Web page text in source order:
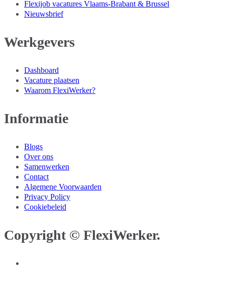
Flexijob vacatures Vlaams-Brabant & Brussel
Nieuwsbrief
Werkgevers
Dashboard
Vacature plaatsen
Waarom FlexiWerker?
Informatie
Blogs
Over ons
Samenwerken
Contact
Algemene Voorwaarden
Privacy Policy
Cookiebeleid
Copyright © FlexiWerker.